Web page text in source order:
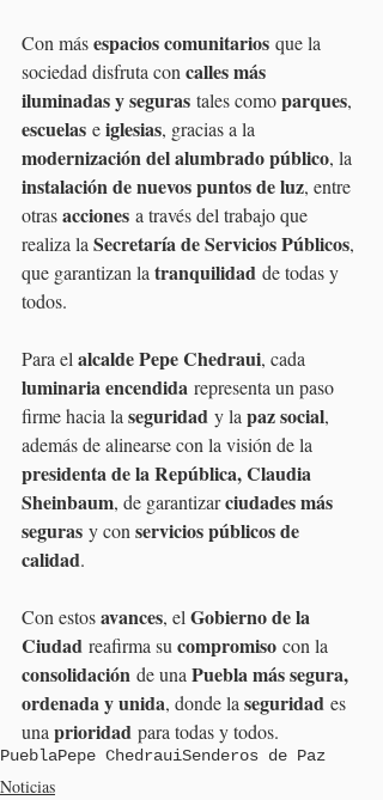
Con más espacios comunitarios que la
sociedad disfruta con calles más
iluminadas y seguras tales como parques,
escuelas e iglesias, gracias a la
modernización del alumbrado público, la
instalación de nuevos puntos de luz, entre
otras acciones a través del trabajo que
realiza la Secretaría de Servicios Públicos,
que garantizan la tranquilidad de todas y
todos.
Para el alcalde Pepe Chedraui, cada
luminaria encendida representa un paso
firme hacia la seguridad y la paz social,
además de alinearse con la visión de la
presidenta de la República, Claudia
Sheinbaum, de garantizar ciudades más
seguras y con servicios públicos de
calidad.
Con estos avances, el Gobierno de la
Ciudad reafirma su compromiso con la
consolidación de una Puebla más segura,
ordenada y unida, donde la seguridad es
una prioridad para todas y todos.
PueblaPepe ChedrauiSenderos de Paz
Noticias